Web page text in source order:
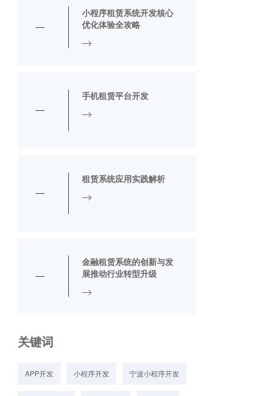
小程序租赁系统开发核心
优化体验全攻略
手机租赁平台开发
租赁系统应用实践解析
金融租赁系统的创新与发
展推动行业转型升级
关键词
APP开发 小程序开发 宁波小程序开发